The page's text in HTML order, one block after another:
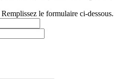
le formulaire ci-dessous.